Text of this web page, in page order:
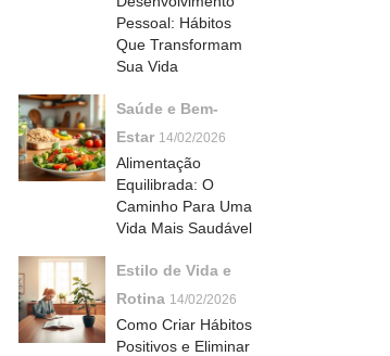
Pessoal: Hábitos
Que Transformam
Sua Vida
Saúde e Bem-
Estar 14/02/2026
Alimentação
Equilibrada: O
Caminho Para Uma
Vida Mais Saudável
Estilo de Vida e
Rotina 14/02/2026
Como Criar Hábitos
Positivos e Eliminar